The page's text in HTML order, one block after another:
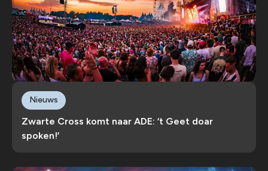
Zwarte Cross komt naar ADE: ‘t Geet doar
spoken!’
Nieuws